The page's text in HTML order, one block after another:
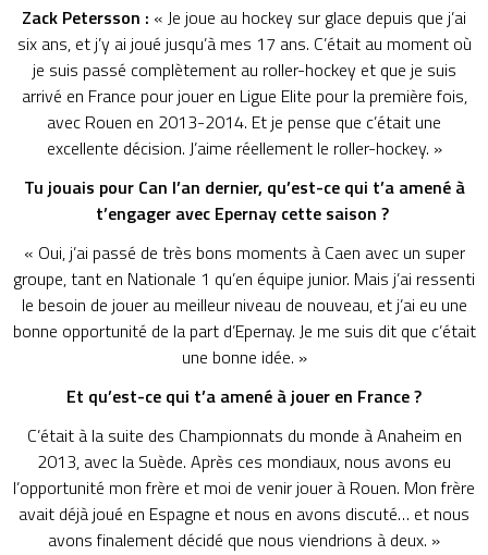
Zack Petersson : « Je joue au hockey sur glace depuis que j’ai
six ans, et j’y ai joué jusqu’à mes 17 ans. C’était au moment où
je suis passé complètement au roller-hockey et que je suis
arrivé en France pour jouer en Ligue Elite pour la première fois,
avec Rouen en 2013-2014. Et je pense que c’était une
excellente décision. J’aime réellement le roller-hockey. »
Tu jouais pour Can l’an dernier, qu’est-ce qui t’a amené à
t’engager avec Epernay cette saison ?
« Oui, j’ai passé de très bons moments à Caen avec un super
groupe, tant en Nationale 1 qu’en équipe junior. Mais j’ai ressenti
le besoin de jouer au meilleur niveau de nouveau, et j’ai eu une
bonne opportunité de la part d’Epernay. Je me suis dit que c’était
une bonne idée. »
Et qu’est-ce qui t’a amené à jouer en France ?
C’était à la suite des Championnats du monde à Anaheim en
2013, avec la Suède. Après ces mondiaux, nous avons eu
l’opportunité mon frère et moi de venir jouer à Rouen. Mon frère
avait déjà joué en Espagne et nous en avons discuté… et nous
avons finalement décidé que nous viendrions à deux. »